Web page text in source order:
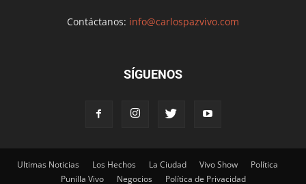
Contáctanos: info@carlospazvivo.com
SÍGUENOS
Ultimas Noticias Los Hechos La Ciudad Vivo Show
Política
Punilla Vivo
Negocios Política de Privacidad